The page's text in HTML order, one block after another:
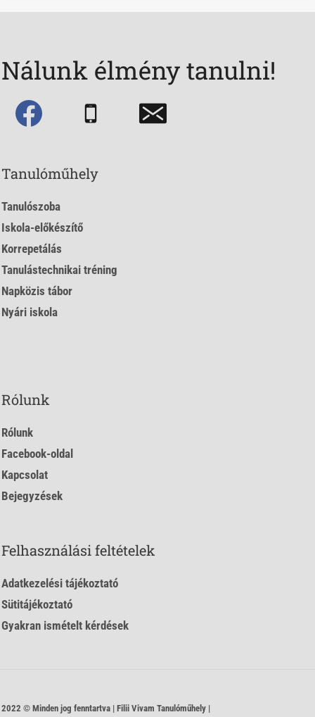
Nálunk élmény tanulni!
Tanulóműhely
Tanulószoba
Iskola-előkészítő
Korrepetálás
Tanulástechnikai tréning
Napközis tábor
Nyári iskola
Rólunk
Rólunk
Facebook-oldal
Kapcsolat
Bejegyzések
Felhasználási feltételek
Adatkezelési tájékoztató
Sütitájékoztató
Gyakran ismételt kérdések
2022 © Minden jog fenntartva | Filii Vivam Tanulóműhely |